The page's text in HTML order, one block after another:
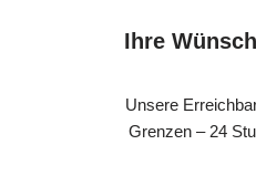
Ihre
Unsere
Grenzen – 24